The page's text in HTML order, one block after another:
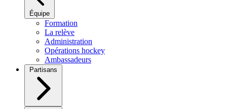
Équipe
Formation
La relève
Administration
Opérations hockey
Ambassadeurs
Partisans